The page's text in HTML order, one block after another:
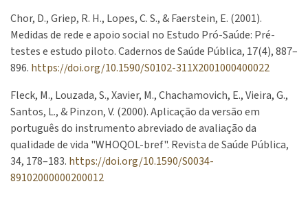
Chor, D., Griep, R. H., Lopes, C. S., & Faerstein, E. (2001).
Medidas de rede e apoio social no Estudo Pró-Saúde: Pré-
testes e estudo piloto. Cadernos de Saúde Pública, 17(4), 887–
896. https://doi.org/10.1590/S0102-311X2001000400022
Fleck, M., Louzada, S., Xavier, M., Chachamovich, E., Vieira, G.,
Santos, L., & Pinzon, V. (2000). Aplicação da versão em
português do instrumento abreviado de avaliação da
qualidade de vida "WHOQOL-bref". Revista de Saúde Pública,
34, 178–183. https://doi.org/10.1590/S0034-
89102000000200012